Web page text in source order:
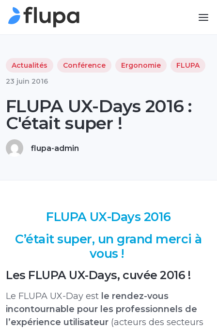
Actualités Conférence Ergonomie
FLUPA
23 juin 2016
FLUPA UX-Days 2016 :
C'était super !
flupa-admin
FLUPA UX-Days 2016
C’était super, un grand merci à
vous !
Les FLUPA UX-Days, cuvée 2016 !
Le FLUPA UX-Day est le rendez-vous
incontournable pour les professionnels de
l’expérience utilisateur (acteurs des secteurs